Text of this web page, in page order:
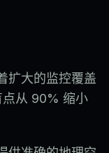
扩大的监控覆盖
点从 90% 缩小